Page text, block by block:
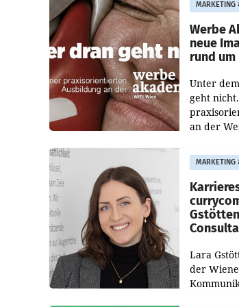
welche
Politiker
MARKETING
Werbe
neue
rund um
Unter
geht
an der
WIFI Wien
MARKETING
Lara
der